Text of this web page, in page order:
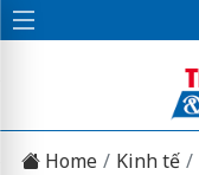
Home Kinh tế